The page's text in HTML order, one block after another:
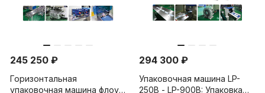
245 250 ₽
Горизонтальная
упаковочная машина флоу-
294 300 ₽
Упаковочная машина LP-
250B - LP-900B: Упаковка